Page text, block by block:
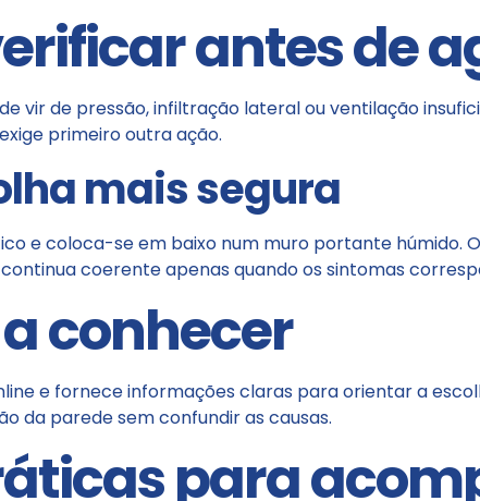
antes de
vir de pressão, infiltração lateral ou ventilação
primeiro outra ação.
mais segura
e coloca-se em baixo num muro portante húmido.
coerente apenas quando os sintomas
conhecer
e fornece informações claras para orientar a
da parede sem confundir as causas.
para